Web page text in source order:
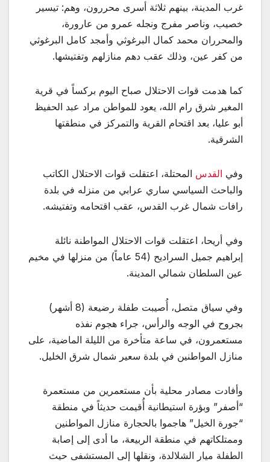
غرب المدينة، بينهم ثلاثة أسرى محررون، وهم: تيسير
خصيب، وناصر مفرج ونجله عمرو من عارورة،
والمحرران محمد كمال البرغوثي وأمجد كامل البرغوثي
من كفر عين، وذلك عقب دهم منازلهم وتفتيشها.
كما هدمت قوات الاحتلال صباح اليوم بركساً في قرية
المغير شرق رام الله، يعود للمواطن مراد عبد الحفيظ
أبو عليا، بعد اقتحام القرية والتمركز في منطقتها
الشرقية.
وفي القدس المحتلة، اعتقلت قوات الاحتلال الكاتب
والباحث السياسي ساري عرابي من منزله في بلدة
رافات شمال غرب القدس، عقب اقتحامه وتفتيشه.
وفي أريحا، اعتقلت قوات الاحتلال المواطنة نائلة
إبراهيم جميل السراديح (54 عاماً) من منزلها في مخيم
عين السلطان شمالي المدينة.
وفي سياق متصل، أُصيبت طفلة رضيعة (8 أشهر)
بجروح في الوجه والرأس، جراء هجوم نفذه
مستعمرون، في ساعة متأخرة من الليلة الماضية، على
منازل المواطنين في بلدة سعير شمال شرق الخليل.
وأفادت مصادر محلية بأن مستعمرين من مستعمرة
“أصفر” وبؤرة استيطانية أُقيمت حديثاً في منطقة
“جورة الخيل” هاجموا بالحجارة منازل المواطنين
وممتلكاتهم في منطقة الربيعة، ما أدى إلى إصابة
الطفلة ميار الشلالدة، ونقلها إلى المستشفى حيث